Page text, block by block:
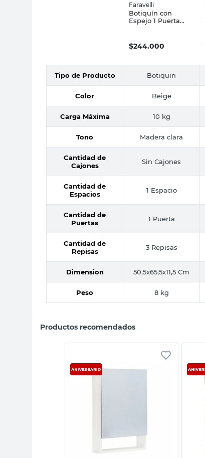
Faravelli
Botiquín con
Espejo 1 Puerta
EABOTAL Faravelli
$244.000
Tipo de Producto Botiquin
Color Beige
Carga Máxima 10 kg
Tono Madera clara
Cantidad de
Cajones
Sin Cajones
Cantidad de
Espacios
1 Espacio
Cantidad de
Puertas
1 Puerta
Cantidad de
Repisas
3 Repisas
Dimension 50,5x65,5x11,5 Cm
Peso 8 kg
Productos recomendados
Vista rápida